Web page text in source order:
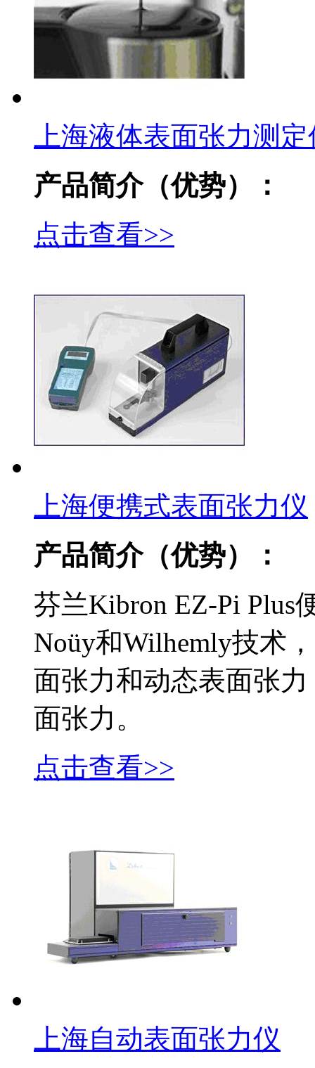
上海液体表面张力测
产品简介（优势）：
点击查看>>
上海便携式表面张力仪
产品简介（优势）：
芬兰Kibron EZ-Pi Plus
Noüy和Wilhemly技术
面张力和动态表面张
面张力。
点击查看>>
上海自动表面张力仪